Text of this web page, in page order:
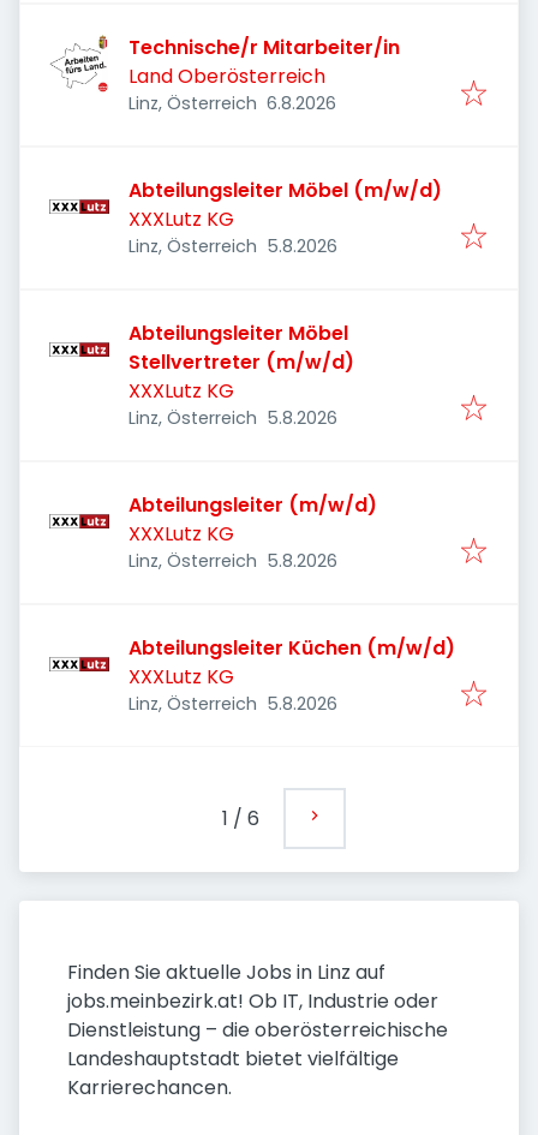
Technische/r Mitarbeiter/in
Land Oberösterreich
Linz, Österreich Veröffentlicht
6.8.2026
Abteilungsleiter Möbel (m/w/d)
XXXLutz KG
Linz, Österreich Veröffentlicht
5.8.2026
Abteilungsleiter Möbel
Stellvertreter (m/w/d)
XXXLutz KG
Linz, Österreich Veröffentlicht
5.8.2026
Abteilungsleiter (m/w/d)
XXXLutz KG
Linz, Österreich Veröffentlicht
5.8.2026
Abteilungsleiter Küchen (m/w/d)
XXXLutz KG
Linz, Österreich Veröffentlicht
5.8.2026
1 / 6
Finden Sie aktuelle Jobs in Linz auf
jobs.meinbezirk.at! Ob IT, Industrie oder
Dienstleistung – die oberösterreichische
Landeshauptstadt bietet vielfältige
Karrierechancen.